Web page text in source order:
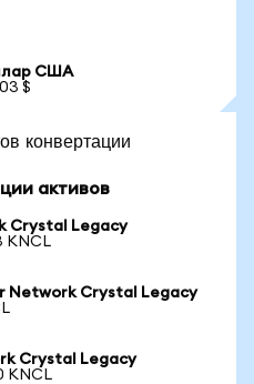
США
$
конвертации
активов
Crystal Legacy
KNCL
Network Crystal Legacy
Crystal Legacy
KNCL